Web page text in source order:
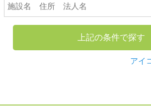
上記の条件で探す
アイ